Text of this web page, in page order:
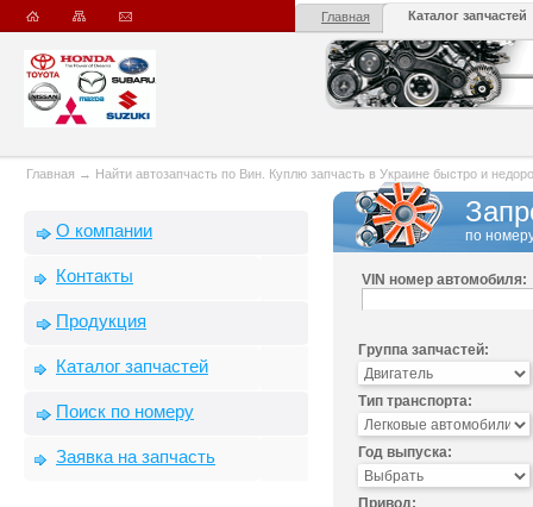
Главная Каталог запчастей
Главная → Найти автозапчасть по Вин. Куплю запчасть в Украине быстро и
О компании
Контакты
Продукция
Каталог запчастей
Поиск по номеру
Заявка на запчасть
по
VIN номер автомобиля:
Группа запчастей:
Тип транспорта:
Год выпуска:
Привод: